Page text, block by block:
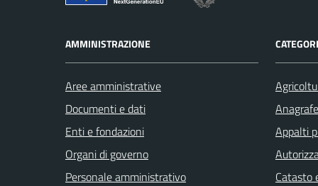
AMMINISTRAZIONE
Aree amministrative
Documenti e dati
Enti e fondazioni
Organi di governo
Personale amministrativo
Appalti
Catasto